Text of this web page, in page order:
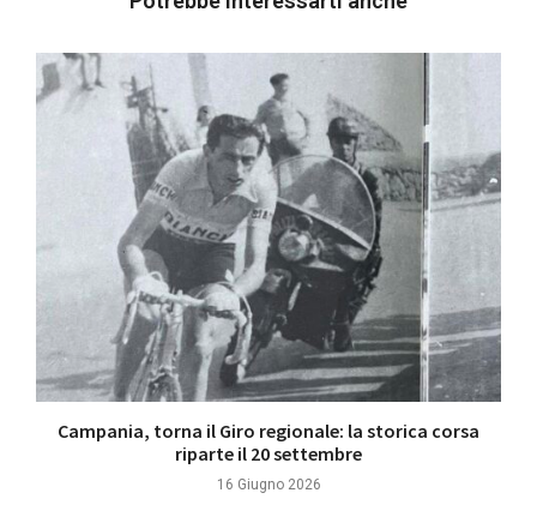
Campania, torna il Giro regionale: la storica corsa
riparte il 20 settembre
16 Giugno 2026